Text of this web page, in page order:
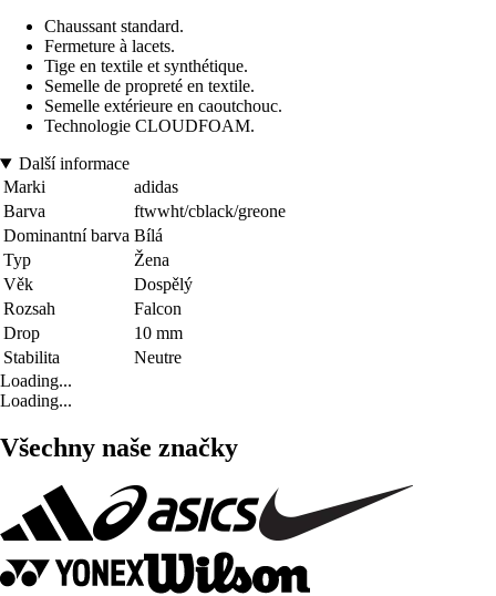
Chaussant standard.
Fermeture à lacets.
Tige en textile et synthétique.
Semelle de propreté en textile.
Semelle extérieure en caoutchouc.
Technologie CLOUDFOAM.
Další informace
Marki
adidas
Barva
ftwwht/cblack/greone
Dominantní barva Bílá
Typ
Žena
Věk
Dospělý
Rozsah
Falcon
Drop
10 mm
Stabilita
Neutre
Loading...
Loading...
Všechny naše značky